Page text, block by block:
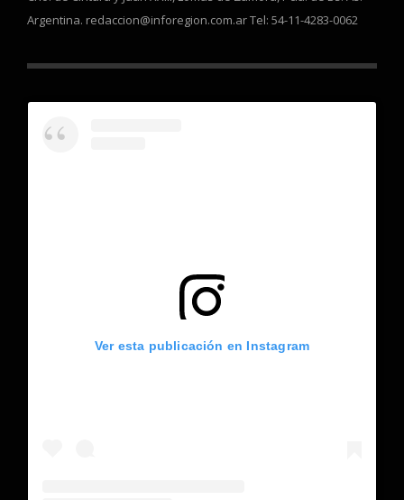
Argentina. redaccion@inforegion.com.ar Tel: 54-11-4283-0062
Ver esta publicación en Instagram